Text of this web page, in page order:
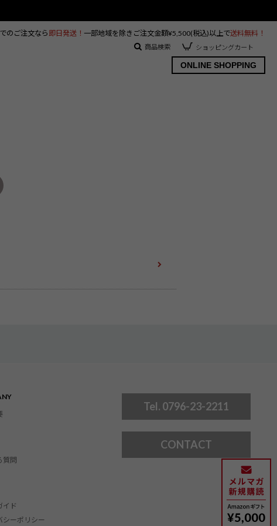
ONLINE SHOPPING
のご注文なら即日発送！ 一部地域を除きご注文金額¥5,500(税込)以上で送料無料！
商品検索 ショッピングカート
質問
イド
シーポリシー
Tel. 0796-23-2211
CONTACT